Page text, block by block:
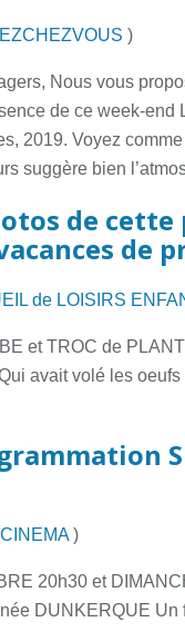
)
Nous vous
de ce week-end
2019. Voyez
suggère bien
de cette
de
de LOISIRS
et TROC de
avait volé les
CINEMA)
20h30 et
DUNKERQUE Un